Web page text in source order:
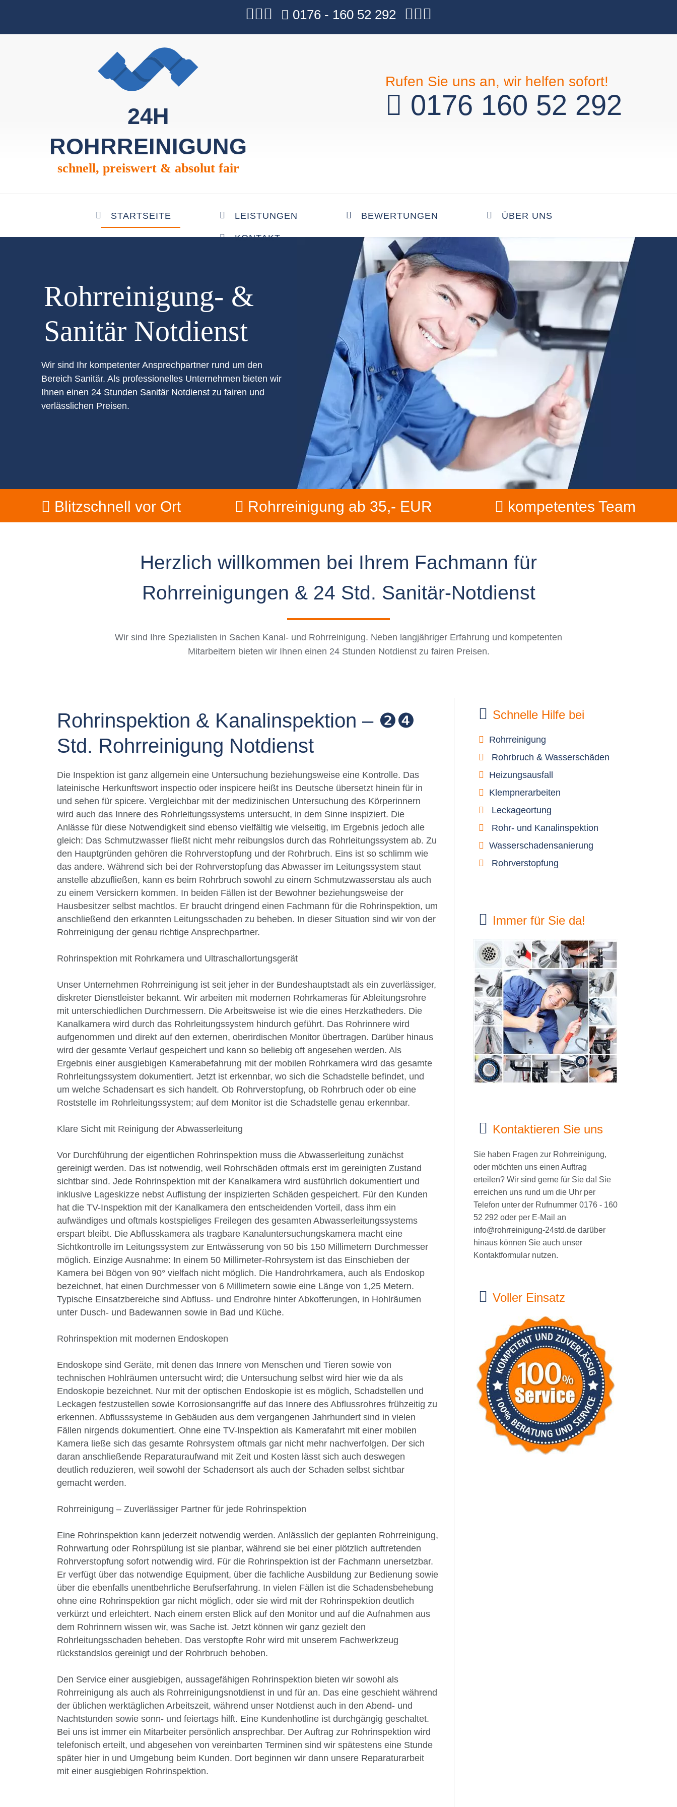
0176 - 160 52 292
Rufen Sie uns an, wir helfen sofort!
0176 160 52 292
24H
ROHRREINIGUNG
schnell, preiswert & absolut fair
STARTSEITE LEISTUNGEN BEWERTUNGEN ÜBER UNS
KONTAKT
Rohrreinigung- &
Sanitär Notdienst
Wir sind Ihr kompetenter Ansprechpartner rund um den
Bereich Sanitär. Als professionelles Unternehmen bieten wir
Ihnen einen 24 Stunden Sanitär Notdienst zu fairen und
verlässlichen Preisen.
Blitzschnell vor Ort Rohrreinigung ab 35,- EUR kompetentes Team
Herzlich willkommen bei Ihrem Fachmann für
Rohrreinigungen & 24 Std. Sanitär-Notdienst
Wir sind Ihre Spezialisten in Sachen Kanal- und Rohrreinigung. Neben langjähriger Erfahrung und kompetenten
Mitarbeitern bieten wir Ihnen einen 24 Stunden Notdienst zu fairen Preisen.
Schnelle Hilfe bei
Rohrreinigung
Rohrbruch & Wasserschäden
Heizungsausfall
Klempnerarbeiten
Leckageortung
Rohr- und Kanalinspektion
Wasserschadensanierung
Rohrverstopfung
Immer für Sie da!
Kontaktieren Sie uns
Sie haben Fragen zur Rohrreinigung,
oder möchten uns einen Auftrag
erteilen? Wir sind gerne für Sie da! Sie
erreichen uns rund um die Uhr per
Telefon unter der Rufnummer 0176 - 160
52 292 oder per E-Mail an
info@rohrreinigung-24std.de darüber
hinaus können Sie auch unser
Kontaktformular nutzen.
Rohrinspektion & Kanalinspektion – ❷❹
Std. Rohrreinigung Notdienst
Die Inspektion ist ganz allgemein eine Untersuchung beziehungsweise eine Kontrolle. Das
lateinische Herkunftswort inspectio oder inspicere heißt ins Deutsche übersetzt hinein für in
und sehen für spicere. Vergleichbar mit der medizinischen Untersuchung des Körperinnern
wird auch das Innere des Rohrleitungssystems untersucht, in dem Sinne inspiziert. Die
Anlässe für diese Notwendigkeit sind ebenso vielfältig wie vielseitig, im Ergebnis jedoch alle
gleich: Das Schmutzwasser fließt nicht mehr reibungslos durch das Rohrleitungssystem ab. Zu
den Hauptgründen gehören die Rohrverstopfung und der Rohrbruch. Eins ist so schlimm wie
das andere. Während sich bei der Rohrverstopfung das Abwasser im Leitungssystem staut
anstelle abzufließen, kann es beim Rohrbruch sowohl zu einem Schmutzwasserstau als auch
zu einem Versickern kommen. In beiden Fällen ist der Bewohner beziehungsweise der
Hausbesitzer selbst machtlos. Er braucht dringend einen Fachmann für die Rohrinspektion, um
anschließend den erkannten Leitungsschaden zu beheben. In dieser Situation sind wir von der
Rohrreinigung der genau richtige Ansprechpartner.
Rohrinspektion mit Rohrkamera und Ultraschallortungsgerät
Unser Unternehmen Rohrreinigung ist seit jeher in der Bundeshauptstadt als ein zuverlässiger,
diskreter Dienstleister bekannt. Wir arbeiten mit modernen Rohrkameras für Ableitungsrohre
mit unterschiedlichen Durchmessern. Die Arbeitsweise ist wie die eines Herzkatheders. Die
Kanalkamera wird durch das Rohrleitungssystem hindurch geführt. Das Rohrinnere wird
aufgenommen und direkt auf den externen, oberirdischen Monitor übertragen. Darüber hinaus
wird der gesamte Verlauf gespeichert und kann so beliebig oft angesehen werden. Als
Ergebnis einer ausgiebigen Kamerabefahrung mit der mobilen Rohrkamera wird das gesamte
Rohrleitungssystem dokumentiert. Jetzt ist erkennbar, wo sich die Schadstelle befindet, und
um welche Schadensart es sich handelt. Ob Rohrverstopfung, ob Rohrbruch oder ob eine
Roststelle im Rohrleitungssystem; auf dem Monitor ist die Schadstelle genau erkennbar.
Klare Sicht mit Reinigung der Abwasserleitung
Vor Durchführung der eigentlichen Rohrinspektion muss die Abwasserleitung zunächst
gereinigt werden. Das ist notwendig, weil Rohrschäden oftmals erst im gereinigten Zustand
sichtbar sind. Jede Rohrinspektion mit der Kanalkamera wird ausführlich dokumentiert und
inklusive Lageskizze nebst Auflistung der inspizierten Schäden gespeichert. Für den Kunden
hat die TV-Inspektion mit der Kanalkamera den entscheidenden Vorteil, dass ihm ein
aufwändiges und oftmals kostspieliges Freilegen des gesamten Abwasserleitungssystems
erspart bleibt. Die Abflusskamera als tragbare Kanaluntersuchungskamera macht eine
Sichtkontrolle im Leitungssystem zur Entwässerung von 50 bis 150 Millimetern Durchmesser
möglich. Einzige Ausnahme: In einem 50 Millimeter-Rohrsystem ist das Einschieben der
Kamera bei Bögen von 90° vielfach nicht möglich. Die Handrohrkamera, auch als Endoskop
bezeichnet, hat einen Durchmesser von 6 Millimetern sowie eine Länge von 1,25 Metern.
Typische Einsatzbereiche sind Abfluss- und Endrohre hinter Abkofferungen, in Hohlräumen
unter Dusch- und Badewannen sowie in Bad und Küche.
Rohrinspektion mit modernen Endoskopen
Endoskope sind Geräte, mit denen das Innere von Menschen und Tieren sowie von
technischen Hohlräumen untersucht wird; die Untersuchung selbst wird hier wie da als
Endoskopie bezeichnet. Nur mit der optischen Endoskopie ist es möglich, Schadstellen und
Leckagen festzustellen sowie Korrosionsangriffe auf das Innere des Abflussrohres frühzeitig zu
erkennen. Abflusssysteme in Gebäuden aus dem vergangenen Jahrhundert sind in vielen
Fällen nirgends dokumentiert. Ohne eine TV-Inspektion als Kamerafahrt mit einer mobilen
Kamera ließe sich das gesamte Rohrsystem oftmals gar nicht mehr nachverfolgen. Der sich
daran anschließende Reparaturaufwand mit Zeit und Kosten lässt sich auch deswegen
deutlich reduzieren, weil sowohl der Schadensort als auch der Schaden selbst sichtbar
gemacht werden.
Rohrreinigung – Zuverlässiger Partner für jede Rohrinspektion
Eine Rohrinspektion kann jederzeit notwendig werden. Anlässlich der geplanten Rohrreinigung,
Rohrwartung oder Rohrspülung ist sie planbar, während sie bei einer plötzlich auftretenden
Rohrverstopfung sofort notwendig wird. Für die Rohrinspektion ist der Fachmann unersetzbar.
Er verfügt über das notwendige Equipment, über die fachliche Ausbildung zur Bedienung sowie
über die ebenfalls unentbehrliche Berufserfahrung. In vielen Fällen ist die Schadensbehebung
ohne eine Rohrinspektion gar nicht möglich, oder sie wird mit der Rohrinspektion deutlich
verkürzt und erleichtert. Nach einem ersten Blick auf den Monitor und auf die Aufnahmen aus
dem Rohrinnern wissen wir, was Sache ist. Jetzt können wir ganz gezielt den
Rohrleitungsschaden beheben. Das verstopfte Rohr wird mit unserem Fachwerkzeug
rückstandslos gereinigt und der Rohrbruch behoben.
Den Service einer ausgiebigen, aussagefähigen Rohrinspektion bieten wir sowohl als
Rohrreinigung als auch als Rohrreinigungsnotdienst in und für an. Das eine geschieht während
der üblichen werktäglichen Arbeitszeit, während unser Notdienst auch in den Abend- und
Nachtstunden sowie sonn- und feiertags hilft. Eine Kundenhotline ist durchgängig geschaltet.
Bei uns ist immer ein Mitarbeiter persönlich ansprechbar. Der Auftrag zur Rohrinspektion wird
telefonisch erteilt, und abgesehen von vereinbarten Terminen sind wir spätestens eine Stunde
später hier in und Umgebung beim Kunden. Dort beginnen wir dann unsere Reparaturarbeit
mit einer ausgiebigen Rohrinspektion.
Voller Einsatz